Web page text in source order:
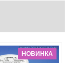
НОВИНКА